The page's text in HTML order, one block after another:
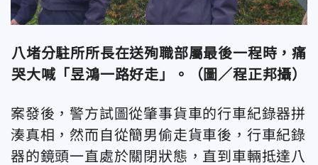
八堵分駐所所長在送殉職部屬最後一程時，痛
哭大喊「昱鴻一路好走」。（圖／程正邦攝）
案發後，警方試圖從肇事貨車的行車紀錄器拼
湊真相，然而自從簡男偷走貨車後，行車紀錄
器的鏡頭一直處於關閉狀態，直到車輛抵達八